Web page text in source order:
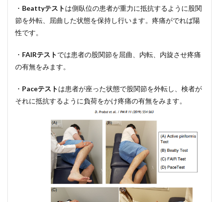
・ Beattyテストは側臥位の患者が重力に抵抗するように股関
節を外転、屈曲した状態を保持し行います。疼痛がでれば陽
性です。
・ FAIRテストでは患者の股関節を屈曲、内転、内旋させ疼痛
の有無をみます。
・ Paceテストは患者が座った状態で股関節を外転し、検者が
それに抵抗するように負荷をかけ疼痛の有無をみます。